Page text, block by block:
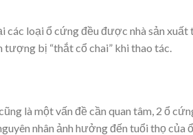
các loại ổ cứng đều được nhà sản
tượng bị “thắt cổ chai” khi thao tác.
là một vấn đề cần quan tâm, 2 ổ
nhân ảnh hưởng đến tuổi thọ của